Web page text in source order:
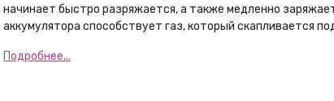
начинает быстро разряжается, а также медленно
аккумулятора способствует газ, который скапливается
Подробнее...